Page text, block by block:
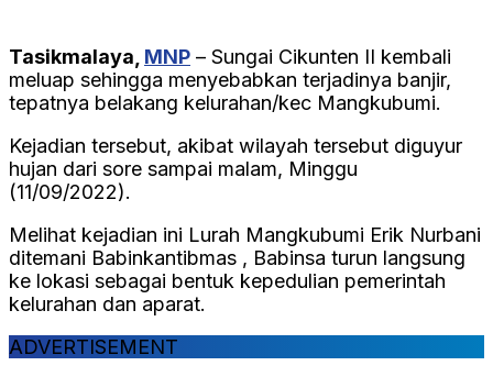
Tasikmalaya, MNP – Sungai Cikunten II kembali
meluap sehingga menyebabkan terjadinya banjir,
tepatnya belakang kelurahan/kec Mangkubumi.
Kejadian tersebut, akibat wilayah tersebut diguyur
hujan dari sore sampai malam, Minggu
(11/09/2022).
Melihat kejadian ini Lurah Mangkubumi Erik Nurbani
ditemani Babinkantibmas , Babinsa turun langsung
ke lokasi sebagai bentuk kepedulian pemerintah
kelurahan dan aparat.
ADVERTISEMENT